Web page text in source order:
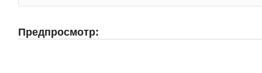
Предпросмотр: